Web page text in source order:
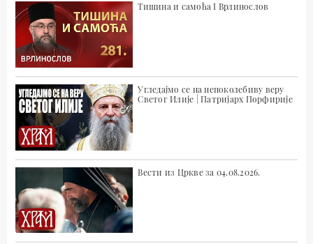
Тишина и самоћа I Врлинослов
Угледајмо се на непоколебиву веру
Светог Илије | Патријарх Порфирије
Вести из Цркве за 04.08.2026.